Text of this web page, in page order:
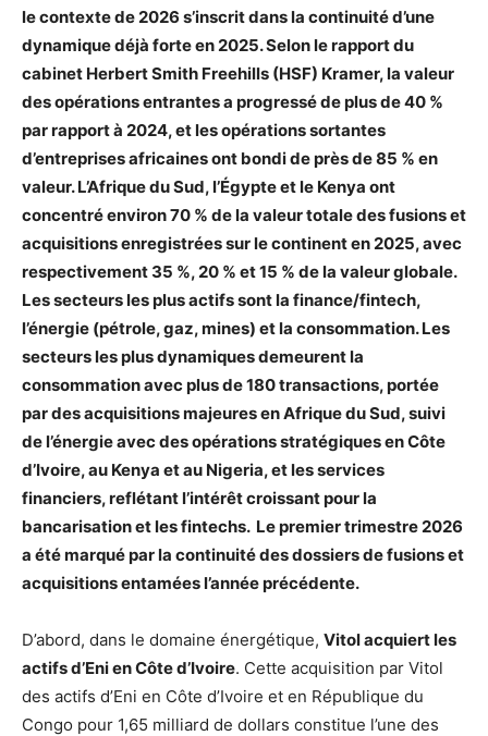
le contexte de 2026 s’inscrit dans la continuité d’une
dynamique déjà forte en 2025. Selon le rapport du
cabinet Herbert Smith Freehills (HSF) Kramer, la valeur
des opérations entrantes a progressé de plus de 40 %
par rapport à 2024, et les opérations sortantes
d’entreprises africaines ont bondi de près de 85 % en
valeur. L’Afrique du Sud, l’Égypte et le Kenya ont
concentré environ 70 % de la valeur totale des fusions et
acquisitions enregistrées sur le continent en 2025, avec
respectivement 35 %, 20 % et 15 % de la valeur globale.
Les secteurs les plus actifs sont la finance/fintech,
l’énergie (pétrole, gaz, mines) et la consommation. Les
secteurs les plus dynamiques demeurent la
consommation avec plus de 180 transactions, portée
par des acquisitions majeures en Afrique du Sud, suivi
de l’énergie avec des opérations stratégiques en Côte
d’Ivoire, au Kenya et au Nigeria, et les services
financiers, reflétant l’intérêt croissant pour la
bancarisation et les fintechs. Le premier trimestre 2026
a été marqué par la continuité des dossiers de fusions et
acquisitions entamées l’année précédente.
D’abord, dans le domaine énergétique, Vitol acquiert les
actifs d’Eni en Côte d’Ivoire. Cette acquisition par Vitol
des actifs d’Eni en Côte d’Ivoire et en République du
Congo pour 1,65 milliard de dollars constitue l’une des